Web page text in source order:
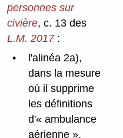
personnes sur
civière, c. 13 des
L.M. 2017:
l'alinéa 2a),
dans la mesure
où il supprime
les définitions
d'« ambulance
aérienne »,